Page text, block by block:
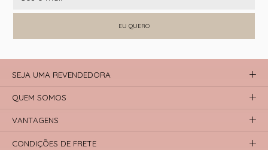
EU QUERO
SEJA UMA REVENDEDORA
QUEM SOMOS
VANTAGENS
CONDIÇÕES DE FRETE